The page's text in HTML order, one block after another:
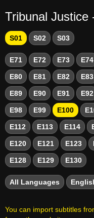
Tribunal Justice
S01 S02 S03
E71 E72 E73 E74
E80 E81 E82 E83
E89 E90 E91 E92
E98 E99 E100
E112 E113 E114
E120 E121 E123
E128 E129 E130
All Languages
You can import subtitles